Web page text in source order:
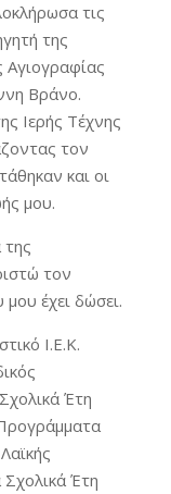
τις
της
Βράνο.
Ιερής Τέχνης
τον
και οι
μου.
τον
έχει δώσει.
Ι.Ε.Κ.
Έτη
Έτη